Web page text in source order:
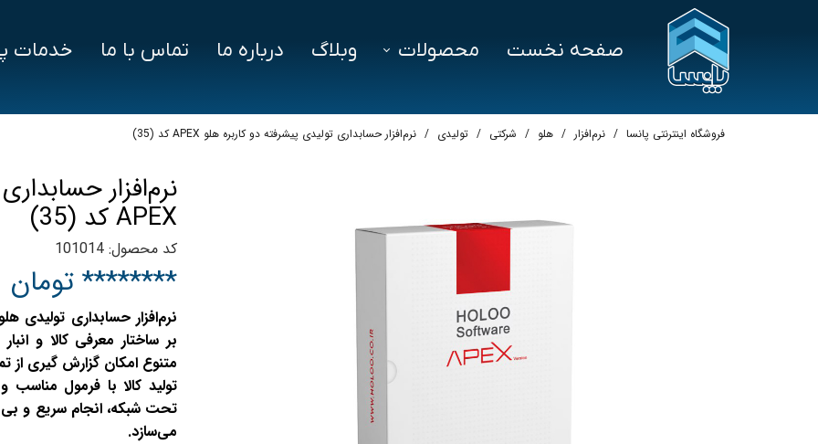
صفحه نخست
محصولات
علم و صنعت
هلو
اسپاد
وبلاگ درباره ما تماس با ما
خدمات
فروشگاه اینترنتی پانسا نرم‌افزار هلو شرکتی تولیدی نرم‌افزار حسابداری تولیدی پیشرفته دو کاربره هلو APEX کد (35)
نرم‌افزار
APEX کد (35)
کد محصول: 101014
******** تومان
بر ساختار معرفی کالا و
متنوع امکان گزارش گیری از
تولید کالا با فرمول
تحت شبکه، انجام سریع و
می‌سازد.